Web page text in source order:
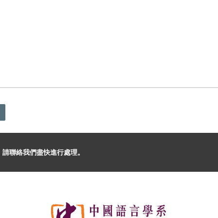
請聯絡我們盡快進行處理。